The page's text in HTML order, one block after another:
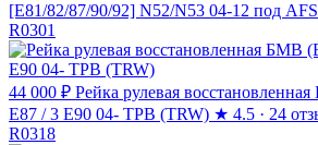
[E81/82/87/90/92] N52/N53 04-12 под AFS
R0301
44 000 ₽ Рейка рулевая
E87 / 3 E90 04- ТРВ (TRW) ★ 4.5 · 24
R0318